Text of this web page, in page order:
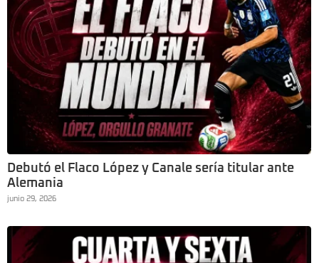
Debutó el Flaco López y Canale sería titular ante
Alemania
junio 29, 2026